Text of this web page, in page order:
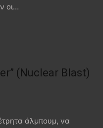
οι…
(Nuclear Blast)
άλμπουμ, να